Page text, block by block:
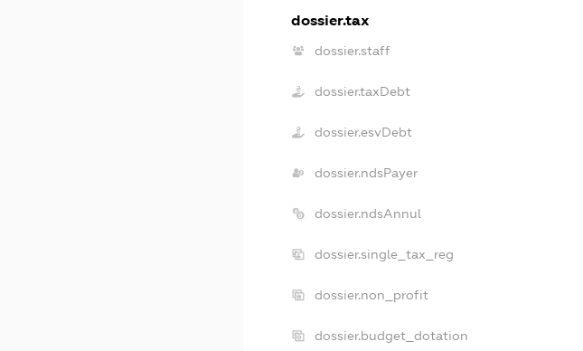
dossier.tax
dossier.staff
dossier.taxDebt
dossier.esvDebt
dossier.ndsPayer
dossier.ndsAnnul
dossier.single_tax_reg
dossier.non_profit
dossier.budget_dotation